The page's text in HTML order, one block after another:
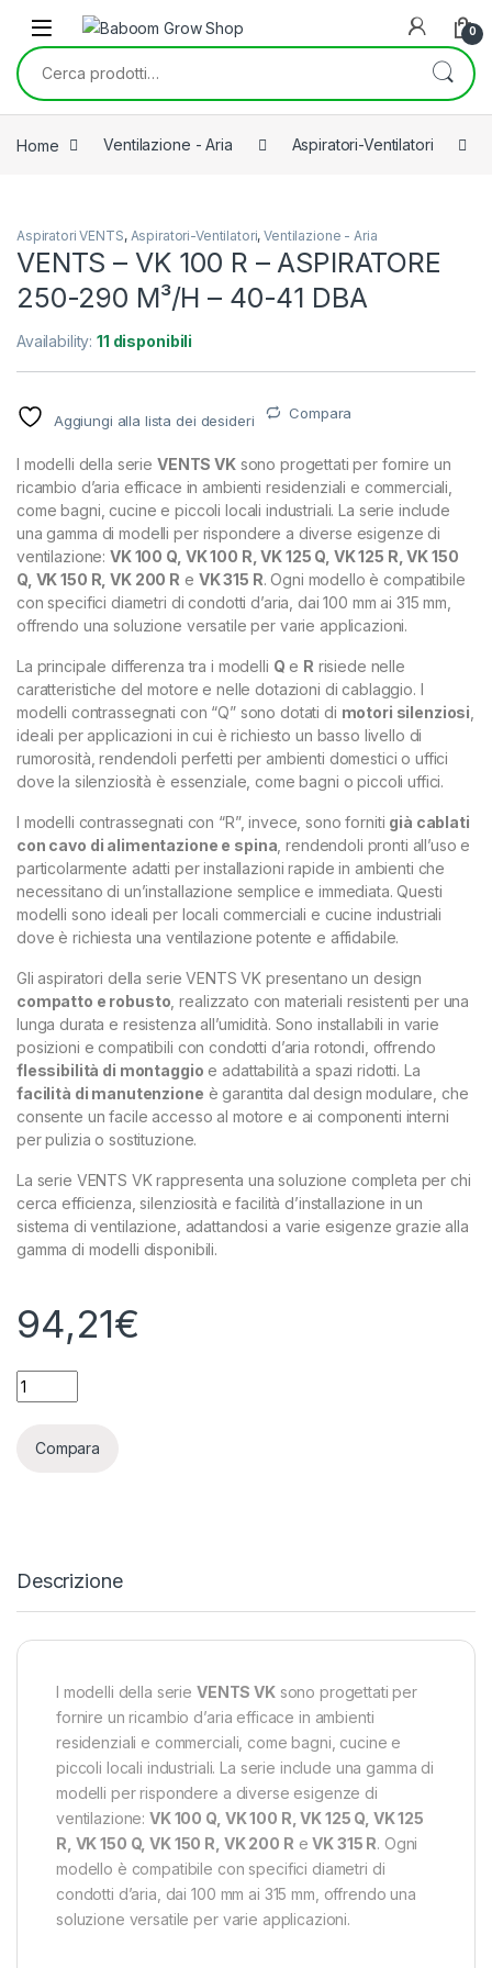
Skip to navigation
Skip to content
0
Cerca:
Home Ventilazione - Aria Aspiratori-Ventilatori
Aspiratori VENTS, Aspiratori-Ventilatori,Ventilazione - Aria
VENTS – VK 100 R – ASPIRATORE
250-290 M³/H – 40-41 DBA
Availability:11 disponibili
Aggiungi alla lista dei desideri Compara
I modelli della serie VENTS VKsono progettati per fornire un
ricambio d’aria efficace in ambienti residenziali e commerciali,
come bagni, cucine e piccoli locali industriali. La serie include
una gamma di modelli per rispondere a diverse esigenze di
ventilazione:VK 100 Q, VK 100 R, VK 125 Q, VK 125 R, VK 150
Q, VK 150 R, VK 200 R e VK 315 R. Ogni modello è compatibile
con specifici diametri di condotti d’aria, dai 100 mm ai 315 mm,
offrendo una soluzione versatile per varie applicazioni.
La principale differenza tra i modelli Q e R risiede nelle
caratteristiche del motore e nelle dotazioni di cablaggio. I
modelli contrassegnati con “Q” sono dotati di motori silenziosi
ideali per applicazioni in cui è richiesto un basso livello di
rumorosità, rendendoli perfetti per ambienti domestici o uffici
dove la silenziosità è essenziale, come bagni o piccoli uffici.
I modelli contrassegnati con “R”, invece, sono forniti già cablati
con cavo di alimentazione e spina , rendendoli pronti all’uso e
particolarmente adatti per installazioni rapide in ambienti che
necessitano di un’installazione semplice e immediata. Questi
modelli sono ideali per locali commerciali e cucine industriali
dove è richiesta una ventilazione potente e affidabile.
Gli aspiratori della serie VENTS VK presentano un design
compatto e robusto , realizzato con materiali resistenti per una
lunga durata e resistenza all’umidità. Sono installabili in varie
posizioni e compatibili con condotti d’aria rotondi, offrendo
flessibilità di montaggio e adattabilità a spazi ridotti. La
facilità di manutenzione è garantita dal design modulare, che
consente un facile accesso al motore e ai componenti interni
per pulizia o sostituzione.
La serie VENTS VK rappresenta una soluzione completa per chi
cerca efficienza, silenziosità e facilità d’installazione in un
sistema di ventilazione, adattandosi a varie esigenze grazie alla
gamma di modelli disponibili.
94,21€
VENTS - VK 100 R - ASPIRATORE 250-290 M³/H - 40-41 DBA
Compara
Descrizione
I modelli della serie VENTS VKsono progettati per
fornire un ricambio d’aria efficace in ambienti
residenziali e commerciali, come bagni, cucine e
piccoli locali industriali. La serie include una gamma di
modelli per rispondere a diverse esigenze di
ventilazione:VK 100 Q, VK 100 R, VK 125 Q, VK 125
R, VK 150 Q, VK 150 R, VK 200 R eVK 315 R. Ogni
modello è compatibile con specifici diametri di
condotti d’aria, dai 100 mm ai 315 mm, offrendo una
soluzione versatile per varie applicazioni.